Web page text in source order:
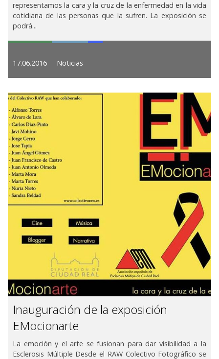
representamos la cara y la cruz de la enfermedad en la vida
cotidiana de las personas que la sufren. La exposición se
podrá...
17.06.2016 Noticias
Inauguración de la exposición
EMocionarte
La emoción y el arte se fusionan para dar visibilidad a la
Esclerosis Múltiple Desde el RAW Colectivo Fotográfico se